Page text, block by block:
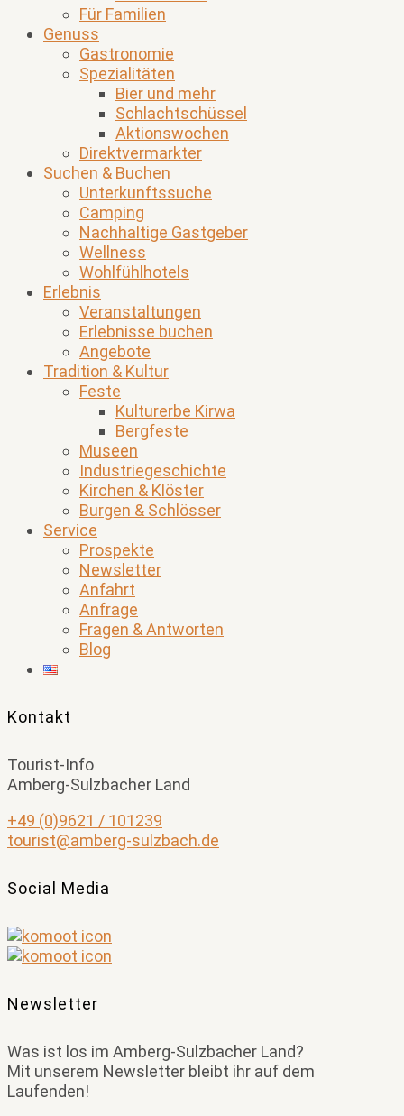
Für Familien
Genuss
Gastronomie
Spezialitäten
Bier und mehr
Schlachtschüssel
Aktionswochen
Direktvermarkter
Suchen & Buchen
Unterkunftssuche
Camping
Nachhaltige Gastgeber
Wellness
Wohlfühlhotels
Erlebnis
Veranstaltungen
Erlebnisse buchen
Angebote
Tradition & Kultur
Feste
Kulturerbe Kirwa
Bergfeste
Museen
Industriegeschichte
Kirchen & Klöster
Burgen & Schlösser
Service
Prospekte
Newsletter
Anfahrt
Anfrage
Fragen & Antworten
Blog
Kontakt
Tourist-Info
Amberg-Sulzbacher Land
+49 (0)9621 / 101239
tourist@amberg-sulzbach.de
Social Media
Newsletter
Was ist los im Amberg-Sulzbacher Land?
Mit unserem Newsletter bleibt ihr auf dem
Laufenden!